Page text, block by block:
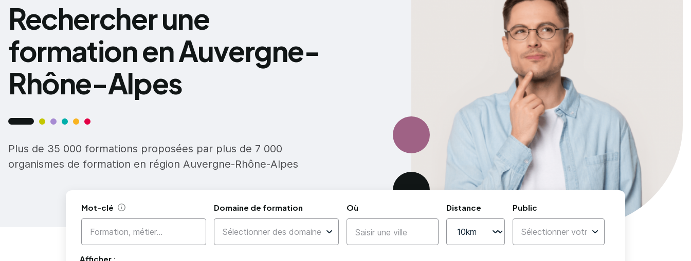
Rechercher une
formation en Auvergne-
Rhône-Alpes
Plus de 35 000 formations proposées par plus de 7 000
organismes de formation en région Auvergne-Rhône-Alpes
Mot-clé Aide Domaine de formation Où Distance Public
Afficher :